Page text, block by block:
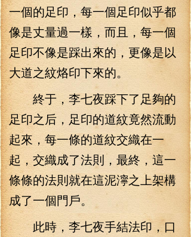
一個的足印，每一個足印似乎都
像是丈量過一樣，而且，每一個
足印不像是踩出來的，更像是以
大道之紋烙印下來的。
終于，李七夜踩下了足夠的
足印之后，足印的道紋竟然流動
起來，每一條的道紋交織在一
起，交織成了法則，最終，這一
條條的法則就在這泥濘之上架構
成了一個門戶。
此時，李七夜手結法印，口